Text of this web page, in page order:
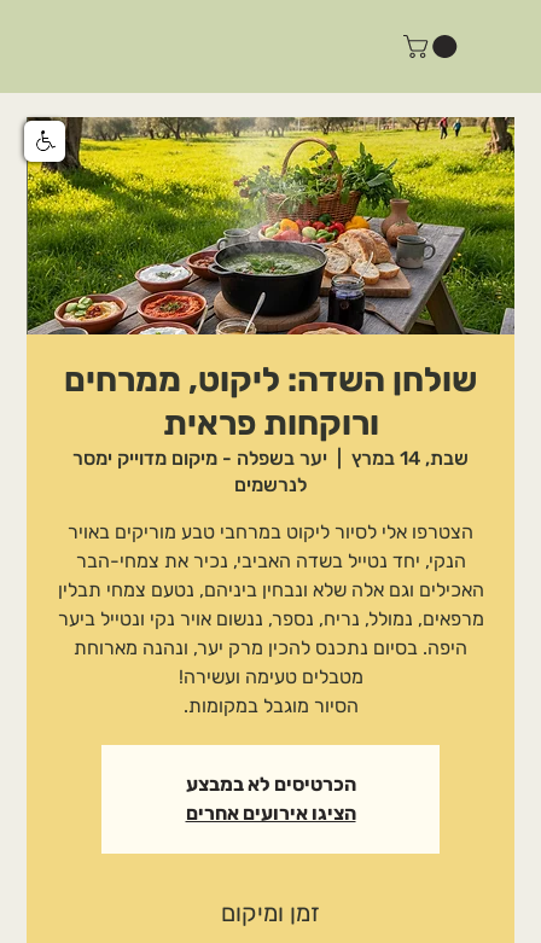
שולחן השדה: ליקוט, ממרחים
ורוקחות פראית
שבת, 14 במרץ
יער בשפלה - מיקום מדוייק ימסר
לנרשמים
הצטרפו אלי לסיור ליקוט במרחבי טבע מוריקים באויר
הנקי, יחד נטייל בשדה האביבי, נכיר את צמחי-הבר
האכילים וגם אלה שלא ונבחין ביניהם, נטעם צמחי תבלין
מרפאים, נמולל, נריח, נספר, ננשום אויר נקי ונטייל ביער
היפה. בסיום נתכנס להכין מרק יער, ונהנה מארוחת
הסיור מוגבל במקומות.
הכרטיסים לא במבצע
הציגו אירועים אחרים
זמן ומיקום